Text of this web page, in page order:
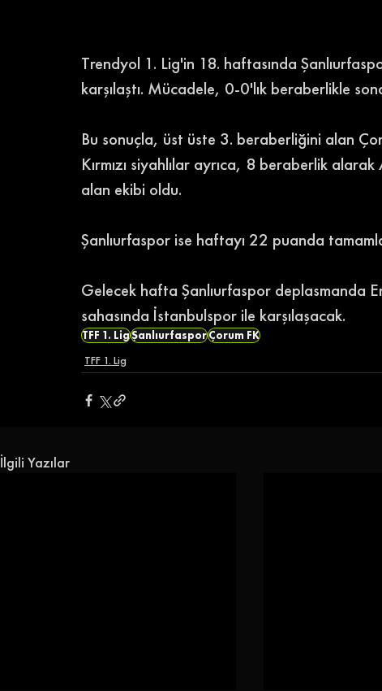
Trendyol 1. Lig'in 18. haftasında
karşılaştı. Mücadele, 0-0'lık beraberlikle
Bu sonuçla, üst üste 3. beraberliğini alan
Kırmızı siyahlılar ayrıca, 8 beraberlik
alan ekibi oldu.
Şanlıurfaspor ise haftayı 22 puanda
Gelecek hafta Şanlıurfaspor deplasmanda
sahasında İstanbulspor ile karşılaşacak.
TFF 1. LigŞanlıurfasporÇorum FK
TFF 1. Lig
İlgili Yazılar